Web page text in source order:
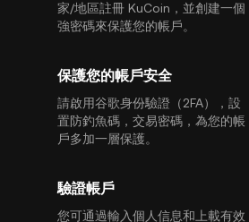
家/地區註冊 KuCoin，並創建一個
強密碼來保護您的帳戶。
保護您的帳戶安全
請啟用谷歌身份驗證（2FA），設
置防釣魚碼，交易密碼，為您的帳
戶多加一層保護。
驗證帳戶
您可通過輸入個人信息和上載有效